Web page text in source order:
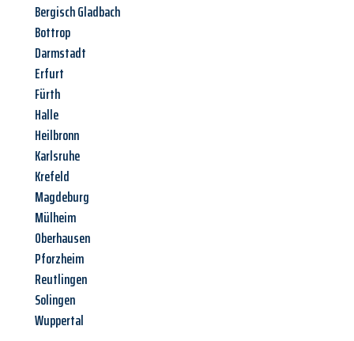
Bergisch Gladbach
Bottrop
Darmstadt
Erfurt
Fürth
Halle
Heilbronn
Karlsruhe
Krefeld
Magdeburg
Mülheim
Oberhausen
Pforzheim
Reutlingen
Solingen
Wuppertal